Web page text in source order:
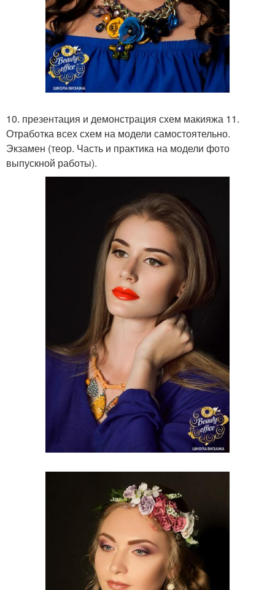
10. презентация и демонстрация схем макияжа 11.
Отработка всех схем на модели самостоятельно.
Экзамен (теор. Часть и практика на модели фото
выпускной работы).